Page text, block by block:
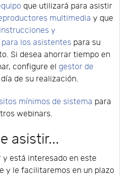
que utilizará para asistir
multimedia y que
instrucciones y
los asistentes para su
Si desea ahorrar tiempo en
configure el gestor de
de su realización.
mínimos de sistema para
webinars.
asistir...
y está interesado en este
y le facilitaremos en un plazo